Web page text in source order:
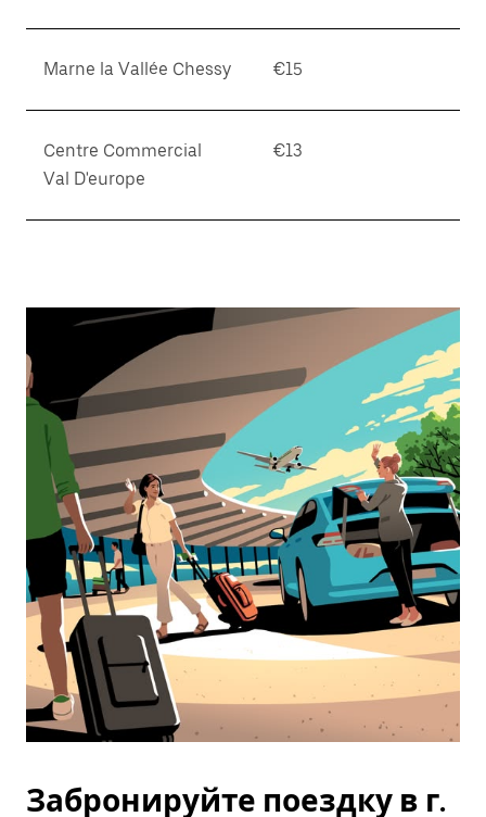
Marne la Vallée Chessy €15
Centre Commercial
Val D'europe
€13
Забронируйте поездку в г.